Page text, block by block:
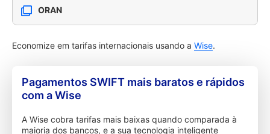
ORAN
Economize em tarifas internacionais usando a Wise.
Pagamentos SWIFT mais baratos e rápidos
com a Wise
A Wise cobra tarifas mais baixas quando comparada à
maioria dos bancos, e a sua tecnologia inteligente